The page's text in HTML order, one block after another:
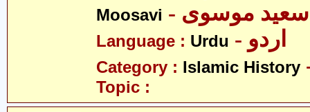
Moosavi
سعید موسوی
Language : Urdu - اردو
Category : Islamic History
Topic :